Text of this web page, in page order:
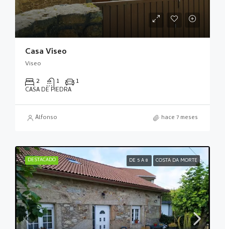
Casa Viseo
Viseo
2 1 1
CASA DE PIEDRA
Alfonso hace 7 meses
DESTACADO DE 5 A 8 COSTA DA MORTE